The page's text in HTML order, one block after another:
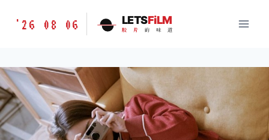
胶
味
道
LETSFILM
'26 08 06 LETSFiLM
胶 片 的 味 道